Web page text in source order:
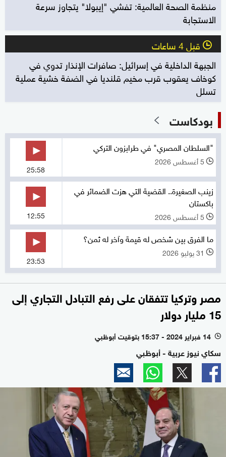
منظمة الصحة العالمية: تفشي "إيبولا" يتجاوز سرعة
الاستجابة
l قبل 4 ساعات
الجبهة الداخلية في إسرائيل: صافرات الإنذار تدوي في
كوخاف يعقوب قرب مخيم قلنديا في الضفة خشية عملية
تسلل
بودكاست
"السلطان المصري" في طرابزون التركي
l 5 أغسطس 2026
25:58
زينب الصغيرة.. القضية التي هزت الضمائر في
باكستان
l 5 أغسطس 2026 12:55
ما الفرق بين شخص له قيمة وآخر له ثمن؟
l 31 يوليو 2026
23:53
مصر وتركيا تتفقان على رفع التبادل التجاري إلى
15 مليار دولار
l 14 فبراير 2024 - 15:37 بتوقيت أبوظبي
سكاي نيوز عربية - أبوظبي